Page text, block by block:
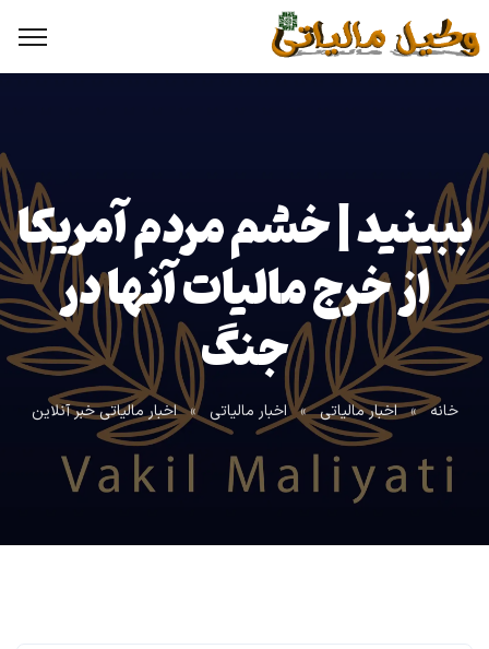
ببینید | خشم مردم آمریکا
از خرج مالیات آنها در
جنگ
خانه » اخبار مالیاتی » اخبار مالیاتی » اخبار مالیاتی خبر آنلاین